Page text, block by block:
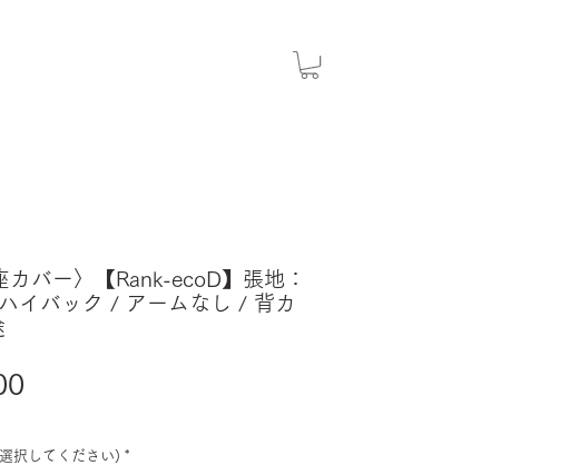
カバー〉【Rank-ecoD】張地：
イバック / アームなし / 背カ
択してください) *